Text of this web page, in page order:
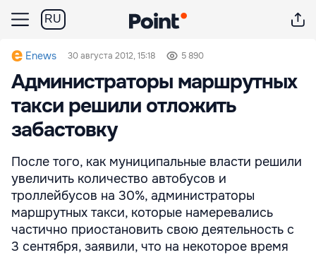
RU
Enews 30 августа 2012, 15:18 5 890
Администраторы маршрутных
такси решили отложить
забастовку
После того, как муниципальные власти решили
увеличить количество автобусов и
троллейбусов на 30%, администраторы
маршрутных такси, которые намеревались
частично приостановить свою деятельность с
3 сентября, заявили, что на некоторое время